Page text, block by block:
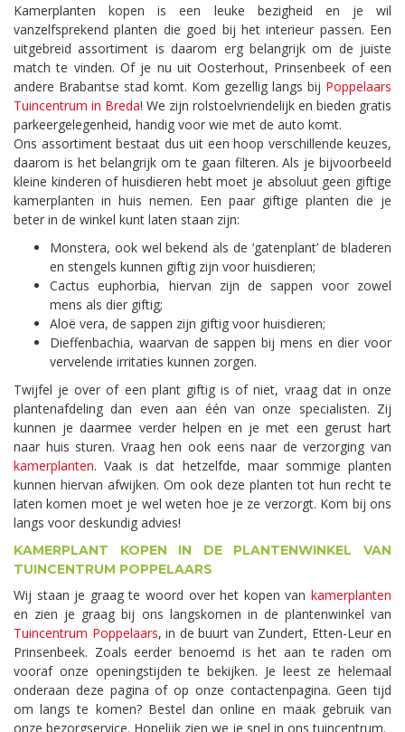
Kamerplanten kopen is een leuke bezigheid en je wil
vanzelfsprekend planten die goed bij het interieur passen. Een
uitgebreid assortiment is daarom erg belangrijk om de juiste
match te vinden. Of je nu uit Oosterhout, Prinsenbeek of een
andere Brabantse stad komt. Kom gezellig langs bij Poppelaars
Tuincentrum in Breda! We zijn rolstoelvriendelijk en bieden gratis
parkeergelegenheid, handig voor wie met de auto komt.
Ons assortiment bestaat dus uit een hoop verschillende keuzes,
daarom is het belangrijk om te gaan filteren. Als je bijvoorbeeld
kleine kinderen of huisdieren hebt moet je absoluut geen giftige
kamerplanten in huis nemen. Een paar giftige planten die je
beter in de winkel kunt laten staan zijn:
Monstera, ook wel bekend als de ‘gatenplant’ de bladeren
en stengels kunnen giftig zijn voor huisdieren;
Cactus euphorbia, hiervan zijn de sappen voor zowel
mens als dier giftig;
Aloë vera, de sappen zijn giftig voor huisdieren;
Dieffenbachia, waarvan de sappen bij mens en dier voor
vervelende irritaties kunnen zorgen.
Twijfel je over of een plant giftig is of niet, vraag dat in onze
plantenafdeling dan even aan één van onze specialisten. Zij
kunnen je daarmee verder helpen en je met een gerust hart
naar huis sturen. Vraag hen ook eens naar de verzorging van
kamerplanten. Vaak is dat hetzelfde, maar sommige planten
kunnen hiervan afwijken. Om ook deze planten tot hun recht te
laten komen moet je wel weten hoe je ze verzorgt. Kom bij ons
langs voor deskundig advies!
KAMERPLANT KOPEN IN DE PLANTENWINKEL VAN
TUINCENTRUM POPPELAARS
Wij staan je graag te woord over het kopen van kamerplanten
en zien je graag bij ons langskomen in de plantenwinkel van
Tuincentrum Poppelaars, in de buurt van Zundert, Etten-Leur en
Prinsenbeek. Zoals eerder benoemd is het aan te raden om
vooraf onze openingstijden te bekijken. Je leest ze helemaal
onderaan deze pagina of op onze contactenpagina. Geen tijd
om langs te komen? Bestel dan online en maak gebruik van
onze bezorgservice. Hopelijk zien we je snel in ons tuincentrum.